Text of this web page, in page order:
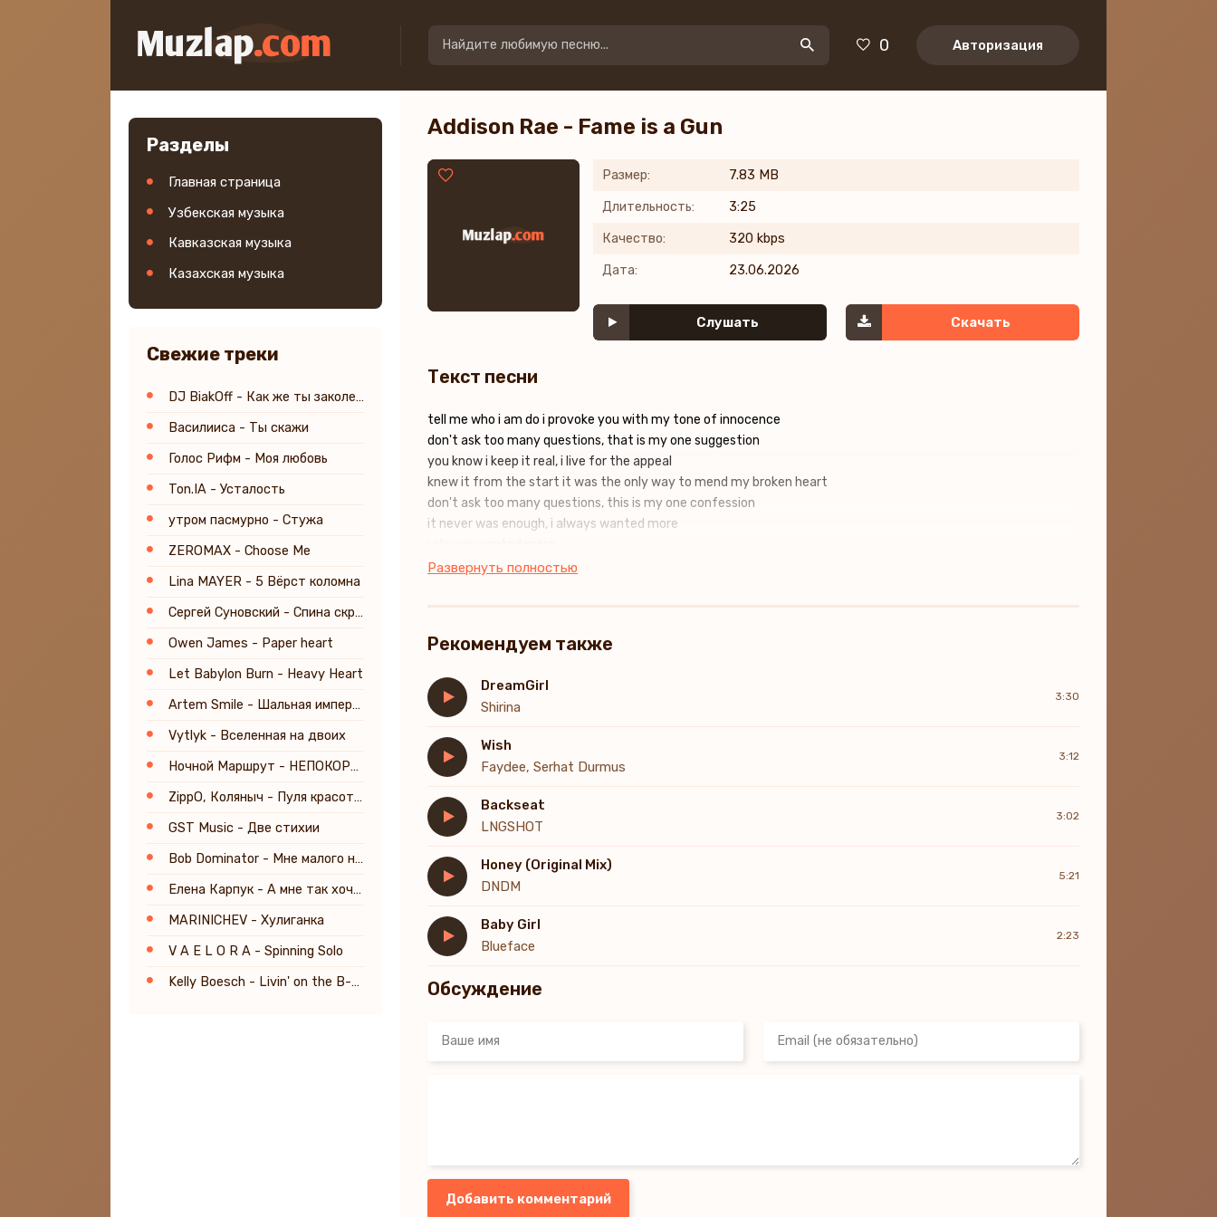
0 Авторизация
Разделы
Главная страница
Узбекская музыка
Кавказская музыка
Казахская музыка
Свежие треки
DJ BiakOff - Как же ты заколебала
Василииса - Ты скажи
Голос Рифм - Моя любовь
Ton.IA - Усталость
утром пасмурно - Стужа
ZEROMAX - Choose Me
Lina MAYER - 5 Вёрст коломна
Сергей Суновский - Спина скрипит, но ноги пляшут
Owen James - Paper heart
Let Babylon Burn - Heavy Heart
Artem Smile - Шальная императрица
Vytlyk - Вселенная на двоих
Ночной Маршрут - НЕПОКОРНАЯ
ZippO, Коляныч - Пуля красотуля
GST Music - Две стихии
Bob Dominator - Мне малого надо
Елена Карпук - А мне так хочется вернуться
MARINICHEV - Хулиганка
V A E L O R A - Spinning Solo
Kelly Boesch - Livin' on the B-Side
Addison Rae - Fame is a Gun
Размер: 7.83 MB
Длительность: 3:25
Качество: 320 kbps
Дата: 23.06.2026
Слушать Скачать
Текст песни
tell me who i am do i provoke you with my tone of innocence
don't ask too many questions, that is my one suggestion
you know i keep it real, i live for the appeal
knew it from the start it was the only way to mend my broken heart
don't ask too many questions, this is my one confession
it never was enough, i always wanted more
fame is a gun and i point it blind
you got a front row seat and i
there's no mystery, i'm gonna make it
don't ask too many questions, god gave me the permission
and when you shame me, it makes me want it more
it makes me want it more, more
Развернуть полностью
Рекомендуем также
DreamGirl
Shirina
3:30
Wish
Faydee, Serhat Durmus
3:12
Backseat
LNGSHOT
3:02
Honey (Original Mix)
DNDM
5:21
Baby Girl
Blueface
2:23
Обсуждение
Добавить комментарий